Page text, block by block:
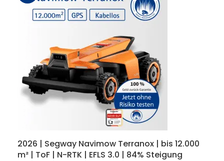
2026 | Segway Navimow Terranox | bis 12.000
m² | ToF | N-RTK | EFLS 3.0 | 84% Steigung